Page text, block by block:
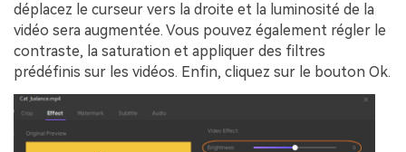
déplacez le curseur vers la droite et la luminosité de la
vidéo sera augmentée. Vous pouvez également régler le
contraste, la saturation et appliquer des filtres
prédéfinis sur les vidéos. Enfin, cliquez sur le bouton Ok.